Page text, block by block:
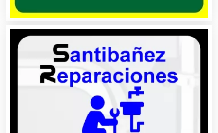
Avaluos
Balnearios